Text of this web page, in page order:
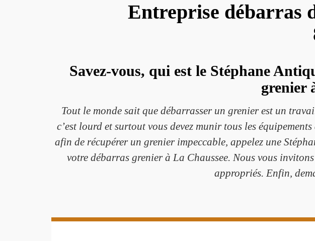
Entreprise débarras
Savez-vous, qui est le Stéphane
grenier
Tout le monde sait que débarrasser un grenier est un
c’est lourd et surtout vous devez munir tous les
afin de récupérer un grenier impeccable, appelez une
votre débarras grenier à La Chaussee. Nous vous
appropriés. Enfin,